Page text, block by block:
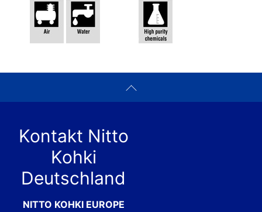
Kontakt Nitto
Kohki
Deutschland
NITTO KOHKI EUROPE